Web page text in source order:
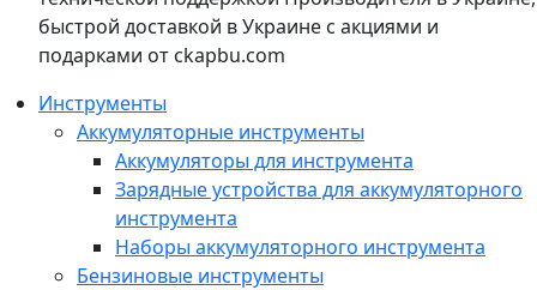
быстрой доставкой в Украине с акциями и
подарками от ckapbu.com
Инструменты
Аккумуляторные инструменты
Аккумуляторы для инструмента
Зарядные устройства для аккумуляторного
инструмента
Наборы аккумуляторного инструмента
Бензиновые инструменты